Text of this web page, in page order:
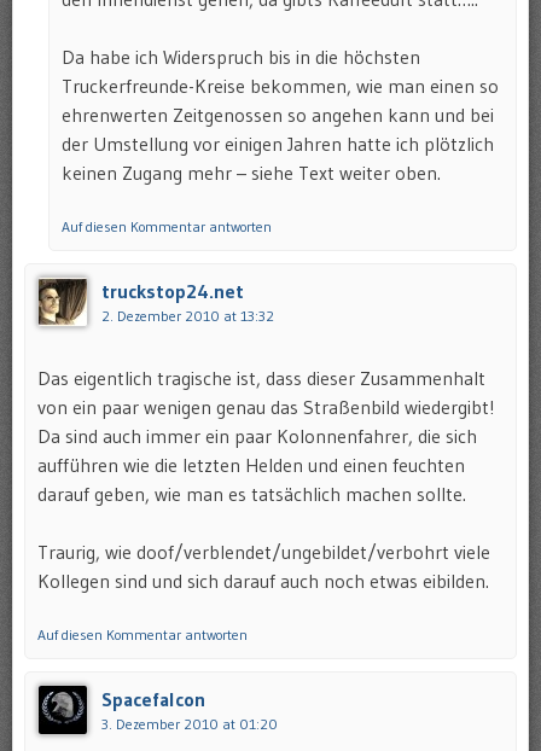
Da habe ich Widerspruch bis in die höchsten
Truckerfreunde-Kreise bekommen, wie man einen so
ehrenwerten Zeitgenossen so angehen kann und bei
der Umstellung vor einigen Jahren hatte ich plötzlich
keinen Zugang mehr – siehe Text weiter oben.
Auf diesen Kommentar antworten
truckstop24.net
2. Dezember 2010 at 13:32
Das eigentlich tragische ist, dass dieser Zusammenhalt
von ein paar wenigen genau das Straßenbild wiedergibt!
Da sind auch immer ein paar Kolonnenfahrer, die sich
aufführen wie die letzten Helden und einen feuchten
darauf geben, wie man es tatsächlich machen sollte.
Traurig, wie doof/verblendet/ungebildet/verbohrt viele
Kollegen sind und sich darauf auch noch etwas eibilden.
Auf diesen Kommentar antworten
Spacefalcon
3. Dezember 2010 at 01:20